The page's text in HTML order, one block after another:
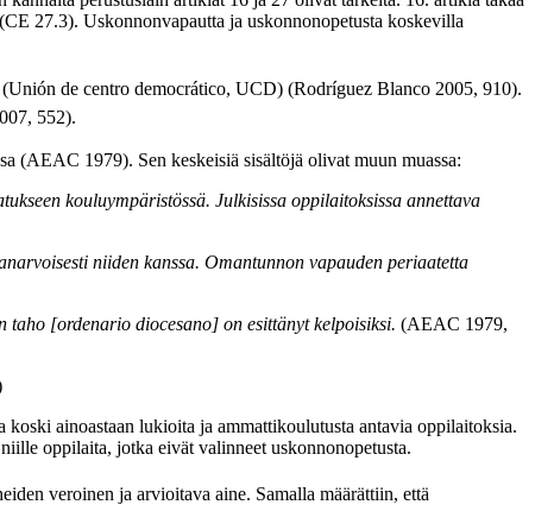
27.3). Uskonnonvapautta ja uskonnonopetusta koskevilla
de centro democrático, UCD) (Rodríguez Blanco 2005, 910).
552).
(AEAC 1979). Sen keskeisiä sisältöjä olivat muun muassa:
kouluympäristössä. Julkisissa oppilaitoksissa annettava
niiden kanssa. Omantunnon vapauden periaatetta
taho [ordenario diocesano] on esittänyt kelpoisiksi. (AEAC 1979,
koski ainoastaan lukioita ja ammattikoulutusta antavia oppilaitoksia.
oppilaita, jotka eivät valinneet uskonnonopetusta.
veroinen ja arvioitava aine. Samalla määrättiin, että